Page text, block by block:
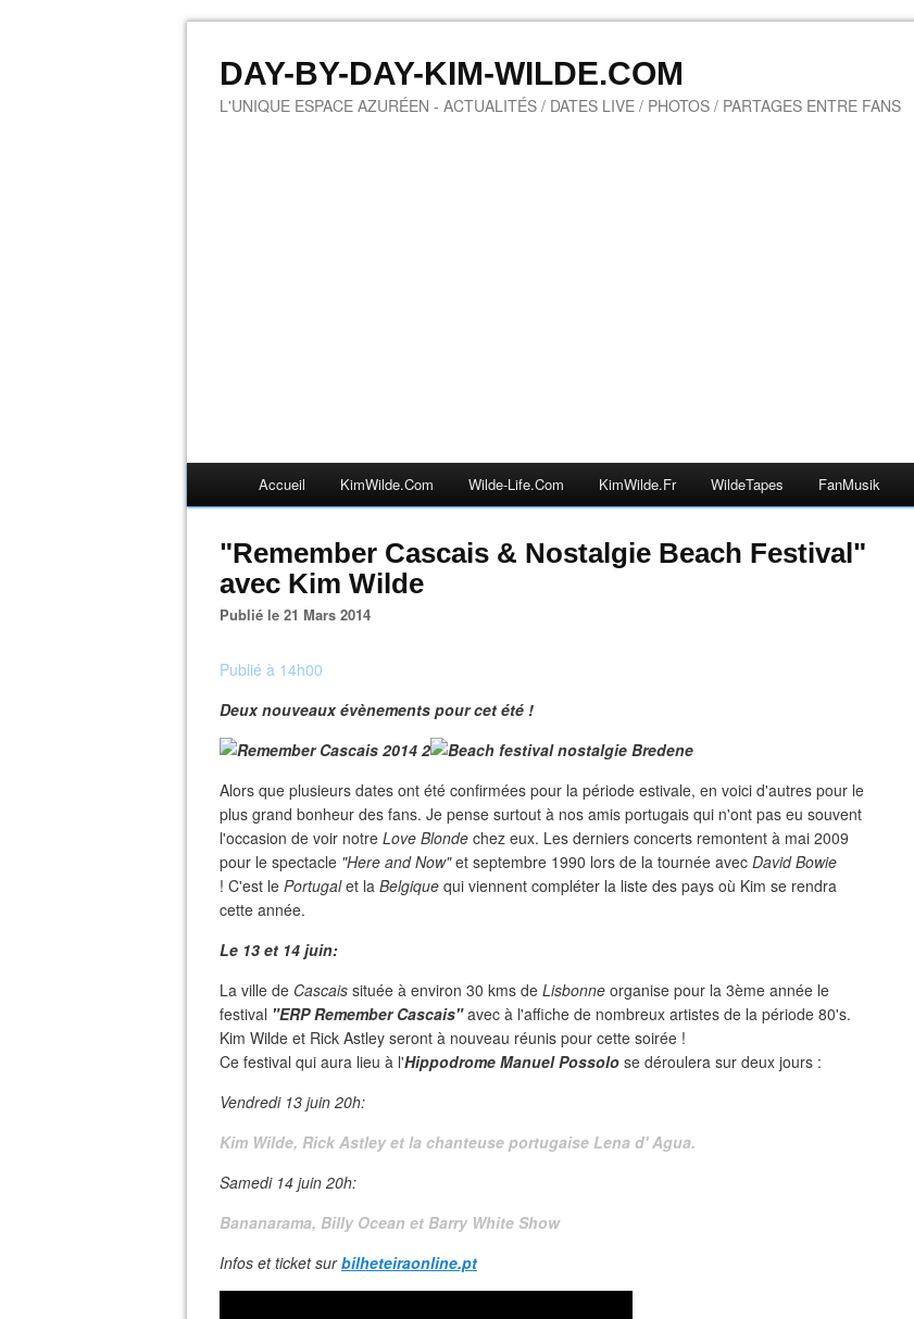
DAY-BY-DAY-KIM-WILDE.COM
L'UNIQUE ESPACE AZURÉEN - ACTUALITÉS / DATES LIVE / PHOTOS / PARTAGES ENTRE FANS
Accueil KimWilde.com Wilde-Life.com KimWilde.fr WildeTapes FanMusik
"Remember Cascais & Nostalgie Beach Festival"
avec Kim Wilde
Publié le 21 Mars 2014
Publié à 14h00
Deux nouveaux évènements pour cet été !
Alors que plusieurs dates ont été confirmées pour la période estivale, en voici d'autres pour le
plus grand bonheur des fans. Je pense surtout à nos amis portugais qui n'ont pas eu souvent
l'occasion de voir notre Love Blonde chez eux. Les derniers concerts remontent à mai 2009
pour le spectacle "Here and Now"et septembre 1990 lors de la tournée avec David Bowie
! C'est le Portugalet la Belgique qui viennent compléter la liste des pays où Kim se rendra
cette année.
Le 13 et 14 juin:
La ville de Cascais située à environ 30 kms de Lisbonne organise pour la 3ème année le
festival "ERP Remember Cascais"avec à l'affiche de nombreux artistes de la période 80's.
Kim Wilde et Rick Astley seront à nouveau réunis pour cette soirée !
Ce festival qui aura lieu à l'Hippodrome Manuel Possolo se déroulera sur deux jours :
Vendredi 13 juin 20h:
Kim Wilde, Rick Astley et la chanteuse portugaise Lena d' Agua.
Samedi 14 juin 20h:
Bananarama, Billy Ocean et Barry White Show
Infos et ticket sur bilheteiraonline.pt